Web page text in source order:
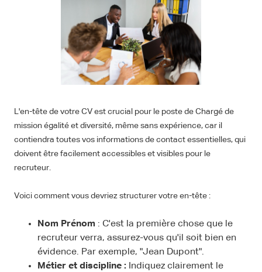
L'en-tête de votre CV est crucial pour le poste de Chargé de
mission égalité et diversité, même sans expérience, car il
contiendra toutes vos informations de contact essentielles, qui
doivent être facilement accessibles et visibles pour le
recruteur.
Voici comment vous devriez structurer votre en-tête :
Nom Prénom : C'est la première chose que le
recruteur verra, assurez-vous qu'il soit bien en
évidence. Par exemple, "Jean Dupont".
Métier et discipline : Indiquez clairement le